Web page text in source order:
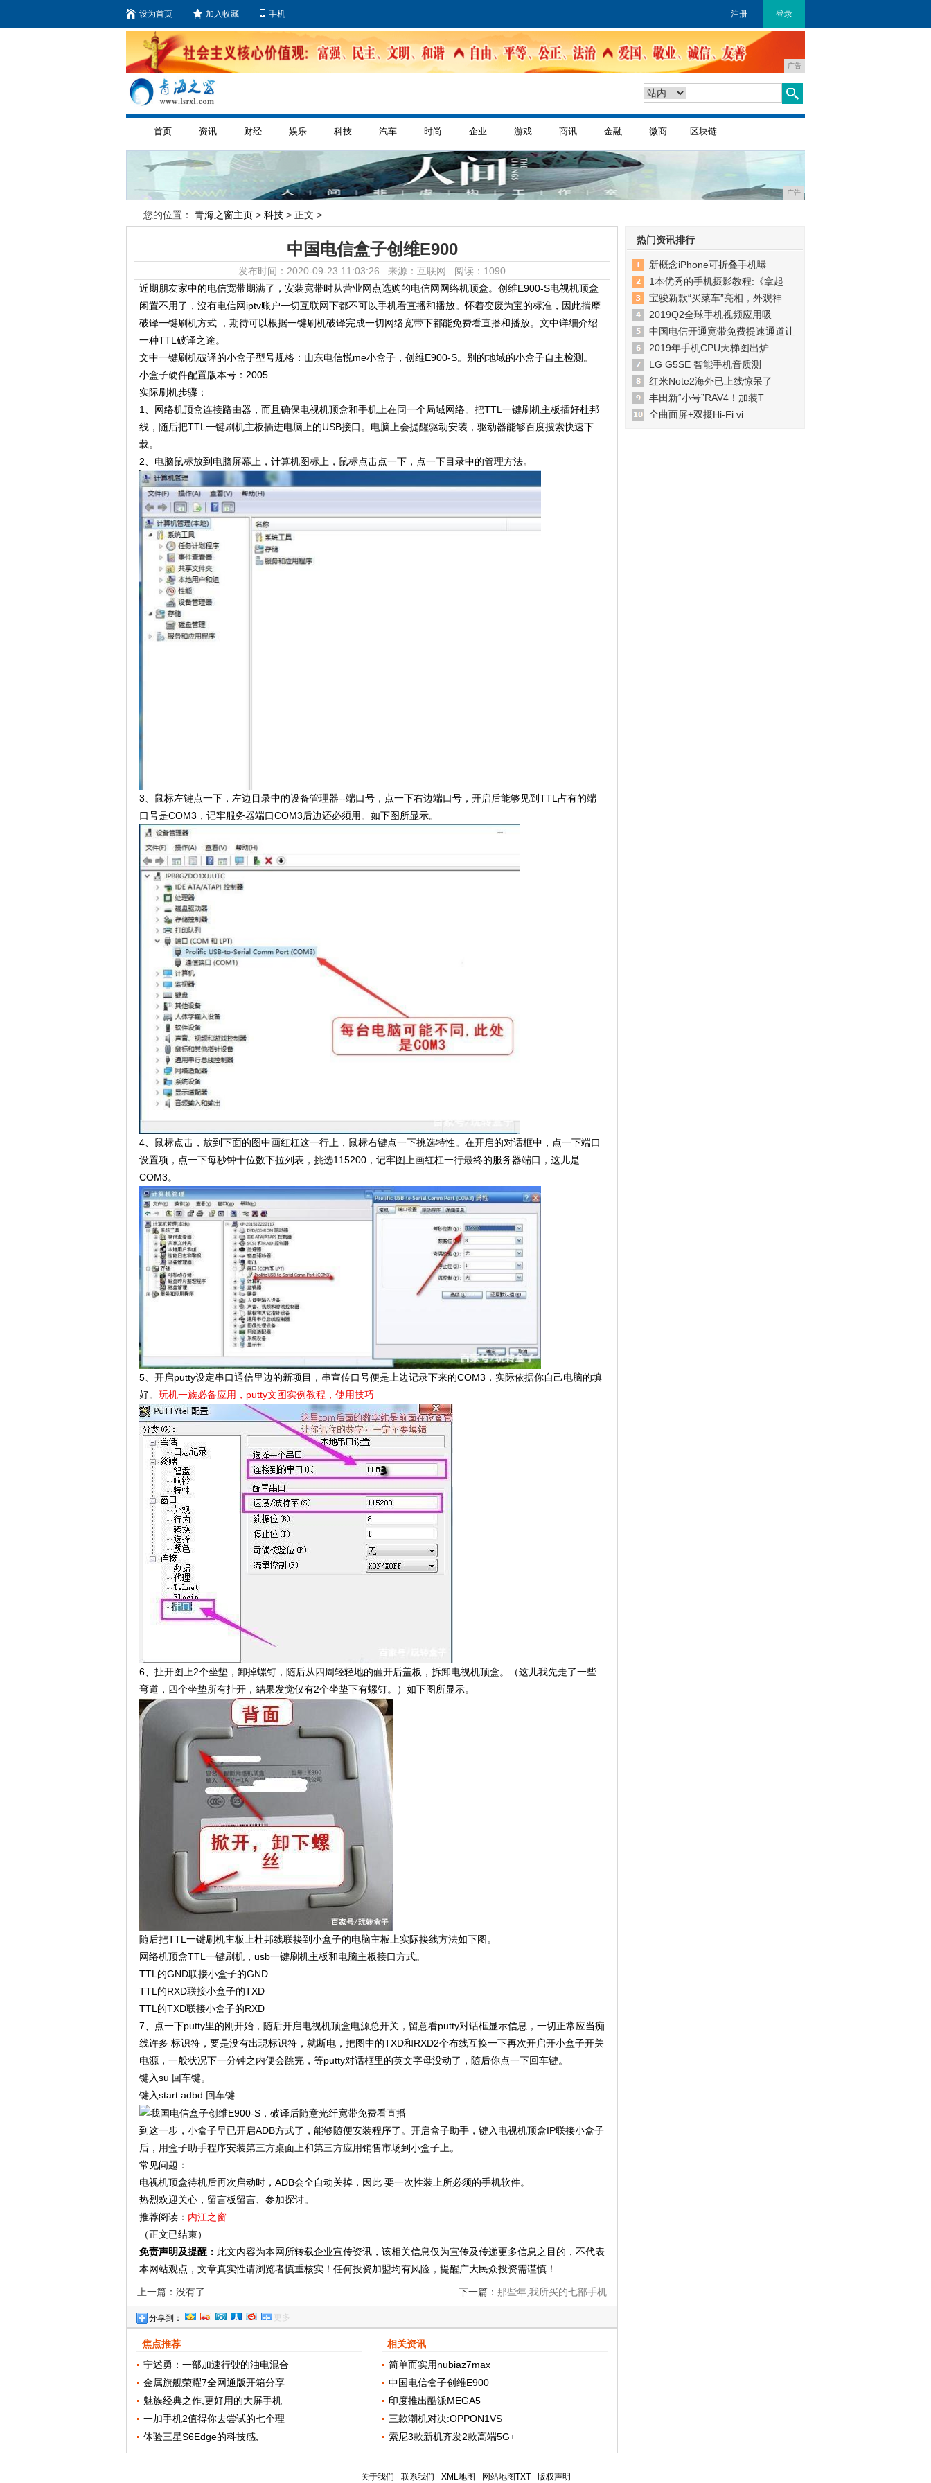
设为首页 加入收藏 手机 注册 登录
广告
首页 资讯 财经 娱乐 科技 汽车 时尚 企业 游戏 商讯 金融 微商 区块链
广告
您的位置： 青海之窗主页 > 科技 > 正文 >
中国电信盒子创维E900
发布时间：2020-09-23 11:03:26 来源：互联网 阅读：1090
近期朋友家中的电信宽带期满了，安装宽带时从营业网点选购的电信网网络机顶盒。创维E900-S电视机顶盒
闲置不用了，沒有电信网iptv账户一切互联网下都不可以手机看直播和播放。怀着变废为宝的标准，因此揣摩
破译一键刷机方式 ，期待可以根据一键刷机破译完成一切网络宽带下都能免费看直播和播放。文中详细介绍
一种TTL破译之途。
文中一键刷机破译的小盒子型号规格：山东电信悦me小盒子，创维E900-S。别的地域的小盒子自主检测。
小盒子硬件配置版本号：2005
实际刷机步骤：
1、网络机顶盒连接路由器，而且确保电视机顶盒和手机上在同一个局域网络。把TTL一键刷机主板插好杜邦
线，随后把TTL一键刷机主板插进电脑上的USB接口。电脑上会提醒驱动安装，驱动器能够百度搜索快速下
载。
2、电脑鼠标放到电脑屏幕上，计算机图标上，鼠标点击点一下，点一下目录中的管理方法。
3、鼠标左键点一下，左边目录中的设备管理器--端口号，点一下右边端口号，开启后能够见到TTL占有的端
口号是COM3，记牢服务器端口COM3后边还必须用。如下图所显示。
4、鼠标点击，放到下面的图中画红杠这一行上，鼠标右键点一下挑选特性。在开启的对话框中，点一下端口
设置项，点一下每秒钟十位数下拉列表，挑选115200，记牢图上画红杠一行最终的服务器端口，这儿是
COM3。
5、开启putty设定串口通信里边的新项目，串宣传口号便是上边记录下来的COM3，实际依据你自己电脑的填
好。 玩机一族必备应用，putty文图实例教程，使用技巧
6、扯开图上2个坐垫，卸掉螺钉，随后从四周轻轻地的砸开后盖板，拆卸电视机顶盒。（这儿我先走了一些
弯道，四个坐垫所有扯开，結果发觉仅有2个坐垫下有螺钉。）如下图所显示。
随后把TTL一键刷机主板上杜邦线联接到小盒子的电脑主板上实际接线方法如下图。
网络机顶盒TTL一键刷机，usb一键刷机主板和电脑主板接口方式。
TTL的GND联接小盒子的GND
TTL的RXD联接小盒子的TXD
TTL的TXD联接小盒子的RXD
7、点一下putty里的刚开始，随后开启电视机顶盒电源总开关，留意看putty对话框显示信息，一切正常应当痴
线许多 标识符，要是没有出現标识符，就断电，把图中的TXD和RXD2个布线互换一下再次开启开小盒子开关
电源，一般状况下一分钟之内便会跳完，等putty对话框里的英文字母没动了，随后你点一下回车键。
键入su 回车键。
键入start adbd 回车键
到这一步，小盒子早已开启ADB方式了，能够随便安装程序了。开启盒子助手，键入电视机顶盒IP联接小盒子
后，用盒子助手程序安装第三方桌面上和第三方应用销售市场到小盒子上。
常见问题：
电视机顶盒待机后再次启动时，ADB会全自动关掉，因此 要一次性装上所必须的手机软件。
热烈欢迎关心，留言板留言、参加探讨。
推荐阅读： 内江之窗
（正文已结束）
免责声明及提醒： 此文内容为本网所转载企业宣传资讯，该相关信息仅为宣传及传递更多信息之目的，不代表
本网站观点，文章真实性请浏览者慎重核实！任何投资加盟均有风险，提醒广大民众投资需谨慎！
上一篇：没有了 下一篇： 那些年,我所买的七部手机
分享到： 更多
焦点推荐
宁述勇：一部加速行驶的油电混合
金属旗舰荣耀7全网通版开箱分享
魅族经典之作,更好用的大屏手机
一加手机2值得你去尝试的七个理
体验三星S6Edge的科技感,
相关资讯
简单而实用nubiaz7max
中国电信盒子创维E900
印度推出酷派MEGA5
三款潮机对决:OPPON1VS
索尼3款新机齐发2款高端5G+
热门资讯排行
新概念iPhone可折叠手机曝
1本优秀的手机摄影教程:《拿起
宝骏新款“买菜车”亮相，外观神
2019Q2全球手机视频应用吸
中国电信开通宽带免费提速通道让
2019年手机CPU天梯图出炉
LG G5SE 智能手机音质测
红米Note2海外已上线惊呆了
丰田新“小号”RAV4！加装T
全曲面屏+双摄Hi-Fi vi
关于我们 - 联系我们 - XML地图 - 网站地图TXT- 版权声明